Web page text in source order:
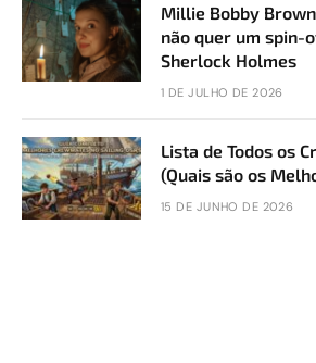
Millie Bobby
não quer um spin-
Sherlock Holmes
1 DE JULHO DE 2026
Lista de Todos os
(Quais são os
15 DE JUNHO DE 2026